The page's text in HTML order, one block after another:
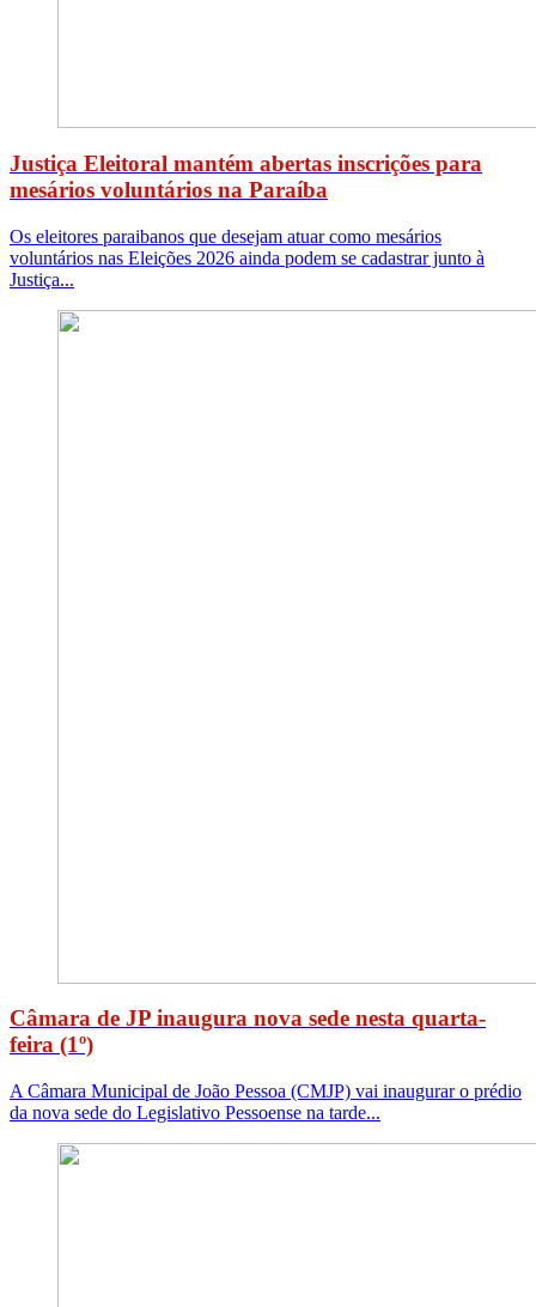
Justiça Eleitoral mantém abertas inscrições para
mesários voluntários na Paraíba
Os eleitores paraibanos que desejam atuar como mesários
voluntários nas Eleições 2026 ainda podem se cadastrar junto à
Justiça...
Câmara de JP inaugura nova sede nesta quarta-
feira (1º)
A Câmara Municipal de João Pessoa (CMJP) vai inaugurar o prédio
da nova sede do Legislativo Pessoense na tarde...